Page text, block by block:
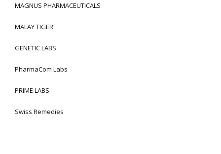
MAGNUS PHARMACEUTICALS
MALAY TIGER
GENETIC LABS
PharmaCom Labs
PRIME LABS
Swiss Remedies